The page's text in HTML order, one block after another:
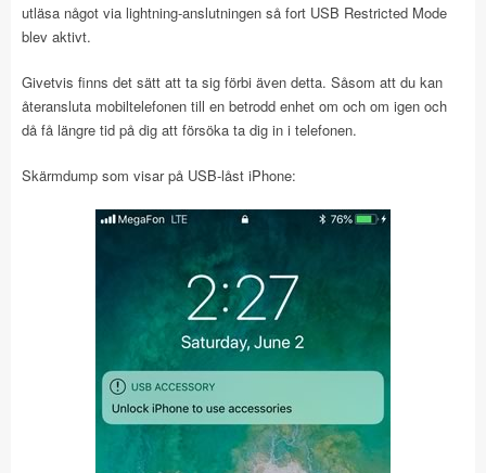
utläsa något via lightning-anslutningen så fort USB Restricted Mode
blev aktivt.
Givetvis finns det sätt att ta sig förbi även detta. Såsom att du kan
återansluta mobiltelefonen till en betrodd enhet om och om igen och
då få längre tid på dig att försöka ta dig in i telefonen.
Skärmdump som visar på USB-låst iPhone: